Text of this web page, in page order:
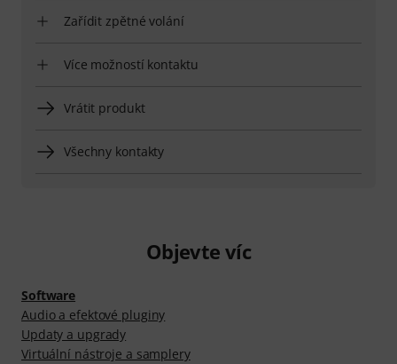
Zařídit zpětné volání
Více možností kontaktu
Vrátit produkt
Všechny kontakty
Objevte víc
Software
Audio a efektové pluginy
Updaty a upgrady
Virtuální nástroje a samplery